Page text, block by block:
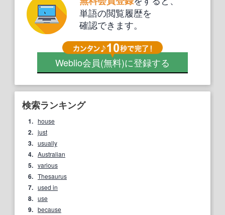
単語の閲覧履歴を
確認できます。
Weblio会員(無料)に登録する
検索ランキング
1. house
2. just
3. usually
4. Australian
5. various
6. Thesaurus
7. used in
8. use
9. because